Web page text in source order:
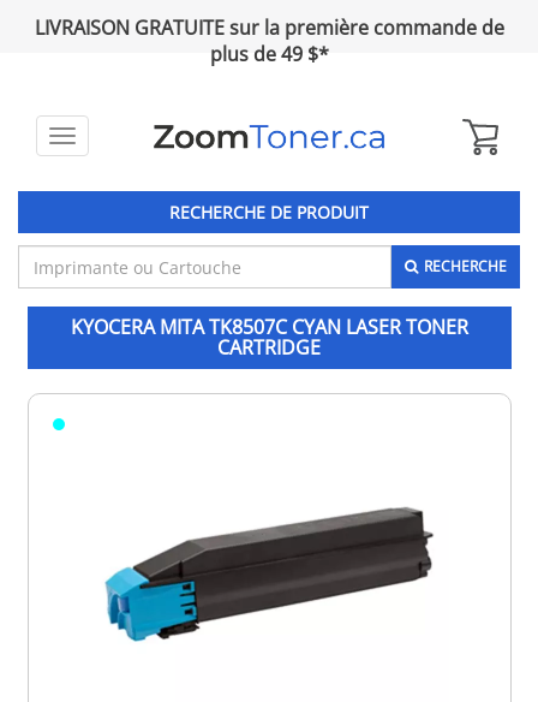
LIVRAISON GRATUITE sur la première commande de
plus de 49 $*
Toggle
RECHERCHE DE PRODUIT
RECHERCHE
KYOCERA MITA TK8507C CYAN LASER TONER
CARTRIDGE